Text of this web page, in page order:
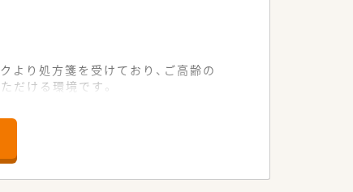
より処方箋を受けており、ご高齢の
だける環境です。
ニケーションを図っています。